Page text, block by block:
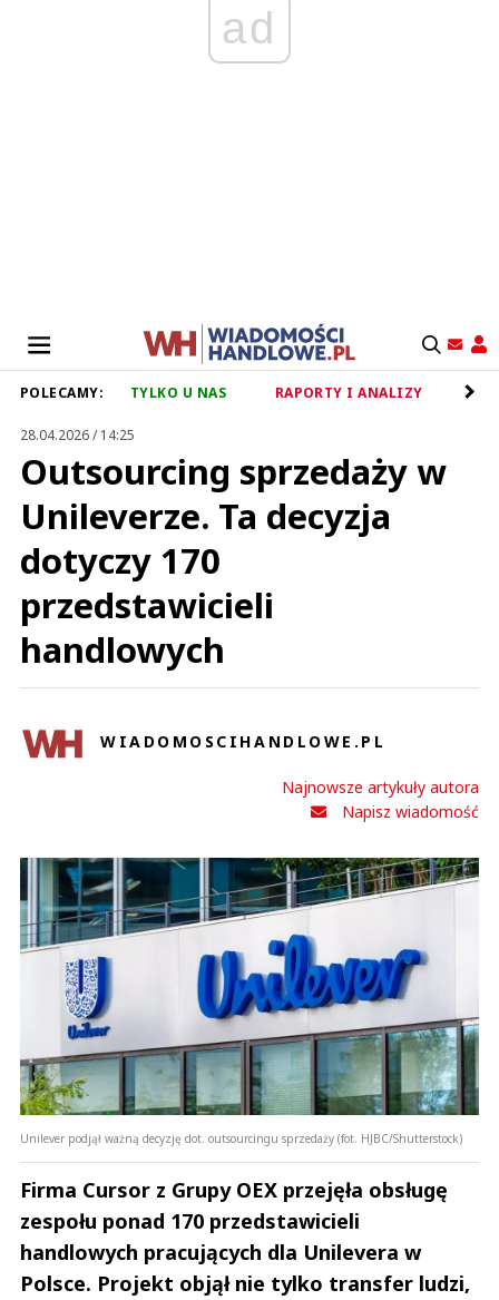
ad
POLECAMY: TYLKO U NAS RAPORTY I ANALIZY
28.04.2026 / 14:25
Outsourcing sprzedaży w
Unileverze. Ta decyzja
dotyczy 170
przedstawicieli
handlowych
WIADOMOSCIHANDLOWE.PL
Najnowsze artykuły autora
Napisz wiadomość
Unilever podjął ważną decyzję dot. outsourcingu sprzedaży (fot. HJBC/Shutterstock)
Firma Cursor z Grupy OEX przejęła obsługę
zespołu ponad 170 przedstawicieli
handlowych pracujących dla Unilevera w
Polsce. Projekt objął nie tylko transfer ludzi,